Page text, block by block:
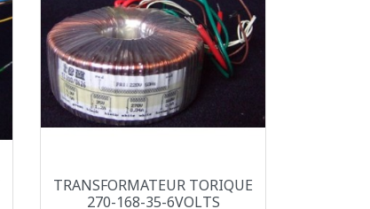
Aperçu rapide
TRANSFORMATEUR TORIQUE
270-168-35-6VOLTS